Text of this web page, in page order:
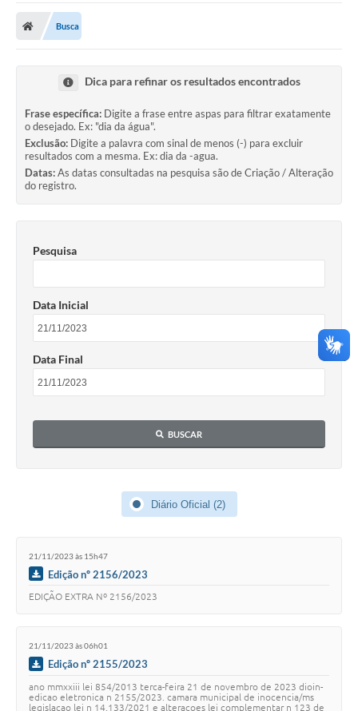
Transparência Pública
Notícias
Diário Oficial
Renuncia de Receita
Galeria de Fotos
Cartas de Serviços
Divida Ativa
Programa de Estágio
PROCON
Cadeia Integrada de Valor
LGPD - Governo Digital
licenciamento ambiental
Perguntas e respostas frequentes
Busca
Dica para refinar os resultados encontrados
Frase específica: Digite a frase entre aspas para filtrar exatamente
o desejado. Ex: "dia da água".
Exclusão: Digite a palavra com sinal de menos (-) para excluir
resultados com a mesma. Ex: dia da -agua.
Datas:As datas consultadas na pesquisa são de Criação / Alteração
do registro.
Pesquisa
Data Inicial
Data Final
BUSCAR
Diário Oficial (2)
21/11/2023 às 15h47
Edição nº 2156/2023
EDIÇÃO EXTRA Nº 2156/2023
21/11/2023 às 06h01
Edição nº 2155/2023
ano mmxxiii lei 854/2013 terca-feira 21 de novembro de 2023 dioin-
edicao eletronica n 2155/2023. camara municipal de inocencia/ms
legislacao lei n 14.133/2021 e alteracoes lei complementar n 123 de